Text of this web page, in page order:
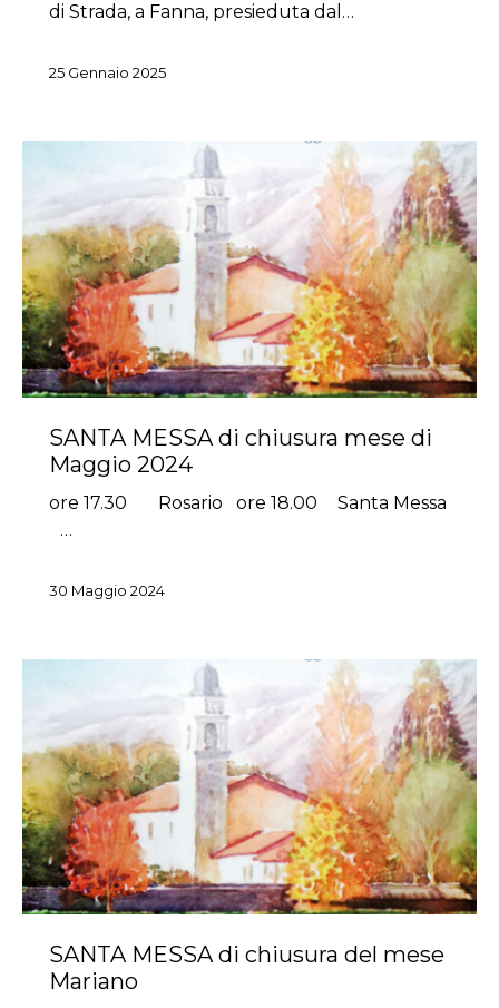
di Strada, a Fanna, presieduta dal…
25 Gennaio 2025
SANTA MESSA di chiusura mese di
Maggio 2024
ore 17.30 Rosario ore 18.00 Santa Messa
…
30 Maggio 2024
SANTA MESSA di chiusura del mese
Mariano